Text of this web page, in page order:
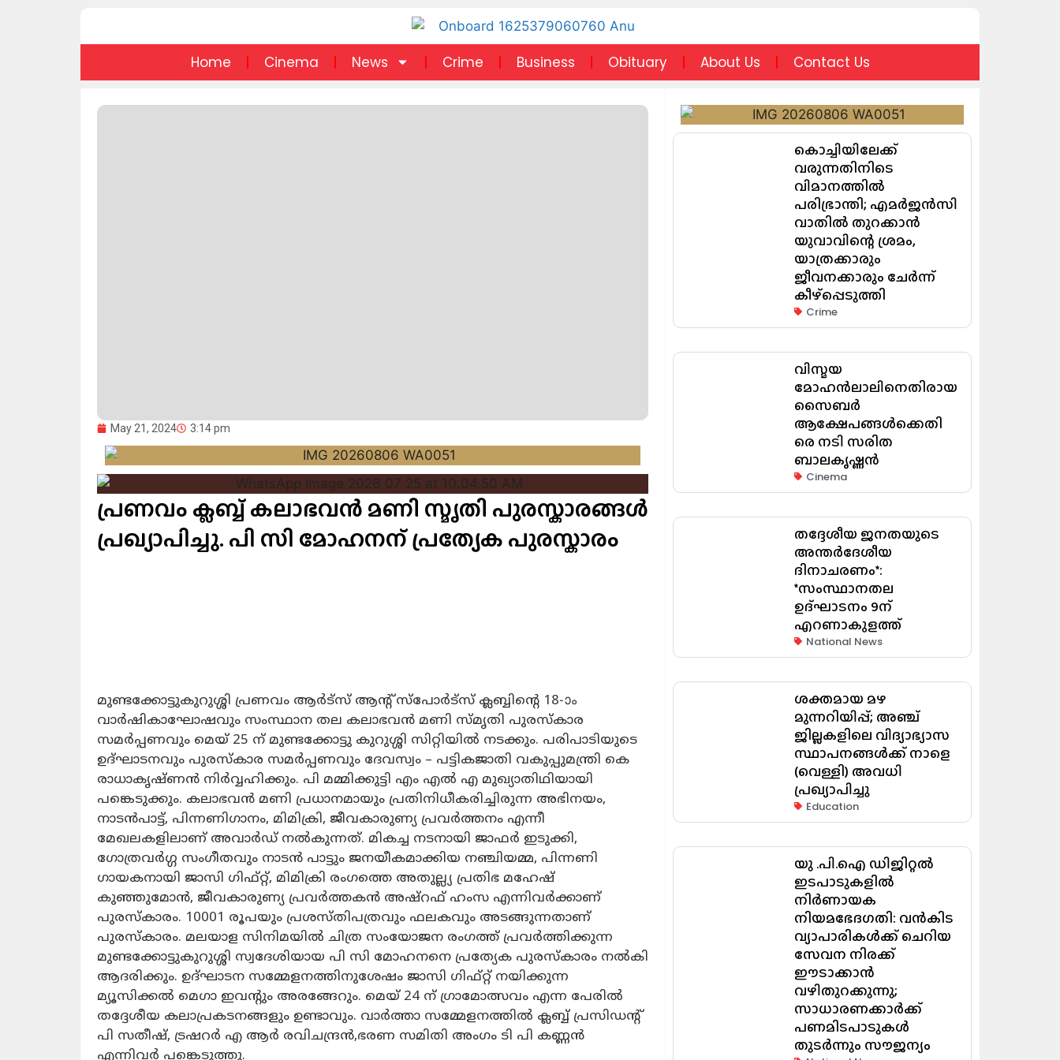
Home Cinema News Crime Business Obituary About Us Contact Us
May 21, 2024 3:14 pm
പ്രണവം ക്ലബ്ബ് കലാഭവൻ മണി സ്മൃതി പുരസ്കാരങ്ങൾ
പ്രഖ്യാപിച്ചു. പി സി മോഹനന് പ്രത്യേക പുരസ്കാരം
മുണ്ടക്കോട്ടുകുറുശ്ശി പ്രണവം ആർട്സ് ആന്റ് സ്പോർട്സ് ക്ലബ്ബിന്റെ 18-ാം
വാർഷികാഘോഷവും സംസ്ഥാന തല കലാഭവൻ മണി സ്മൃതി പുരസ്കാര
സമർപ്പണവും മെയ് 25 ന് മുണ്ടക്കോട്ടു കുറുശ്ശി സിറ്റിയിൽ നടക്കും. പരിപാടിയുടെ
ഉദ്ഘാടനവും പുരസ്കാര സമർപ്പണവും ദേവസ്വം – പട്ടികജാതി വകുപ്പുമന്ത്രി കെ
രാധാകൃഷ്ണൻ നിർവ്വഹിക്കും. പി മമ്മിക്കുട്ടി എം എൽ എ മുഖ്യാതിഥിയായി
പങ്കെടുക്കും. കലാഭവൻ മണി പ്രധാനമായും പ്രതിനിധീകരിച്ചിരുന്ന അഭിനയം,
നാടൻപാട്ട്, പിന്നണിഗാനം, മിമിക്രി, ജീവകാരുണ്യ പ്രവർത്തനം എന്നീ
മേഖലകളിലാണ് അവാർഡ് നൽകുന്നത്. മികച്ച നടനായി ജാഫർ ഇടുക്കി,
ഗോത്രവർഗ്ഗ സംഗീതവും നാടൻ പാട്ടും ജനയീകമാക്കിയ നഞ്ചിയമ്മ, പിന്നണി
ഗായകനായി ജാസി ഗിഫ്റ്റ്, മിമിക്രി രംഗത്തെ അതുല്ല്യ പ്രതിഭ മഹേഷ്
കുഞ്ഞുമോൻ, ജീവകാരുണ്യ പ്രവർത്തകൻ അഷ്റഫ് ഹംസ എന്നിവർക്കാണ്
പുരസ്കാരം. 10001 രൂപയും പ്രശസ്തിപത്രവും ഫലകവും അടങ്ങുന്നതാണ്
പുരസ്കാരം. മലയാള സിനിമയിൽ ചിത്ര സംയോജന രംഗത്ത് പ്രവർത്തിക്കുന്ന
മുണ്ടക്കോട്ടുകുറുശ്ശി സ്വദേശിയായ പി സി മോഹനനെ പ്രത്യേക പുരസ്കാരം നൽകി
ആദരിക്കും. ഉദ്ഘാടന സമ്മേളനത്തിനുശേഷം ജാസി ഗിഫ്റ്റ് നയിക്കുന്ന
മ്യൂസിക്കൽ മെഗാ ഇവൻ്റും അരങ്ങേറും. മെയ് 24 ന് ഗ്രാമോത്സവം എന്ന പേരിൽ
തദ്ദേശീയ കലാപ്രകടനങ്ങളും ഉണ്ടാവും. വാർത്താ സമ്മേളനത്തിൽ ക്ലബ്ബ് പ്രസിഡൻ്റ്
പി സതീഷ്, ട്രഷറർ എ ആർ രവിചന്ദ്രൻ,ഭരണ സമിതി അംഗം ടി പി കണ്ണൻ
എന്നിവർ പങ്കെടുത്തു.
കൊച്ചിയിലേക്ക്
വരുന്നതിനിടെ
വിമാനത്തിൽ
പരിഭ്രാന്തി; എമർജൻസി
വാതിൽ തുറക്കാൻ
യുവാവിന്റെ ശ്രമം,
യാത്രക്കാരും
ജീവനക്കാരും ചേർന്ന്
കീഴ്പ്പെടുത്തി
Crime
വിസ്മയ
മോഹൻലാലിനെതിരായ
സൈബർ
ആക്ഷേപങ്ങൾക്കെതി
രെ നടി സരിത
ബാലകൃഷ്ണൻ
Cinema
തദ്ദേശീയ ജനതയുടെ
അന്തർദേശീയ
ദിനാചരണം*:
*സംസ്ഥാനതല
ഉദ്ഘാടനം 9ന്
എറണാകുളത്ത്
National News
ശക്തമായ മഴ
മുന്നറിയിപ്പ്; അഞ്ച്
ജില്ലകളിലെ വിദ്യാഭ്യാസ
സ്ഥാപനങ്ങൾക്ക് നാളെ
(വെള്ളി) അവധി
പ്രഖ്യാപിച്ചു
Education
യു .പി.ഐ ഡിജിറ്റൽ
ഇടപാടുകളിൽ
നിർണായക
നിയമഭേദഗതി: വൻകിട
വ്യാപാരികൾക്ക് ചെറിയ
സേവന നിരക്ക്
ഈടാക്കാൻ
വഴിതുറക്കുന്നു;
സാധാരണക്കാർക്ക്
പണമിടപാടുകൾ
തുടർന്നും സൗജന്യം